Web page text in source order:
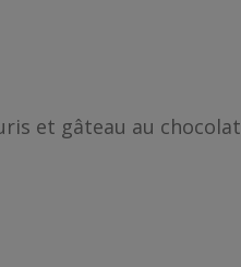
et gâteau au chocolat